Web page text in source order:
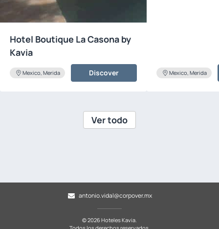
Hotel Boutique La Casona by
Kavia
Mexico, Merida Discover Mexico, Merida
Ver todo
antonio.vidal@corpover.mx
© 2026 Hoteles Kavia.
Todos los derechos reservados.